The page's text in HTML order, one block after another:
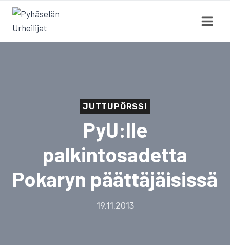
Siirry
sisältöön
JUTTUPÖRSSI
PyU:lle
palkintosadetta
Pokaryn päättäjäisissä
19.11.2013